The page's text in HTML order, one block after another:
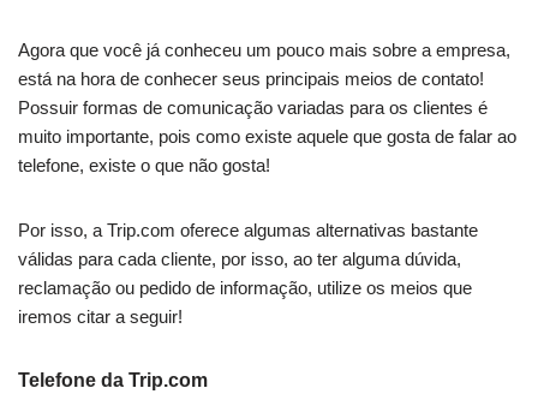
Agora que você já conheceu um pouco mais sobre a empresa,
está na hora de conhecer seus principais meios de contato!
Possuir formas de comunicação variadas para os clientes é
muito importante, pois como existe aquele que gosta de falar ao
telefone, existe o que não gosta!
Por isso, a Trip.com oferece algumas alternativas bastante
válidas para cada cliente, por isso, ao ter alguma dúvida,
reclamação ou pedido de informação, utilize os meios que
iremos citar a seguir!
Telefone da Trip.com